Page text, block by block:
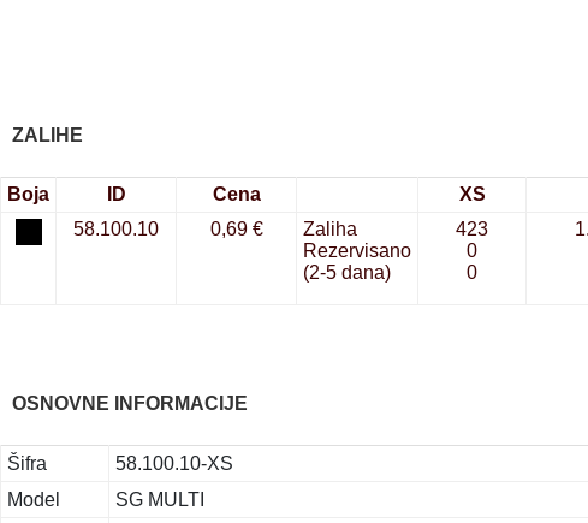
ZALIHE
Boja ID Cena XS
58.100.10
0,69 €
Zaliha
Rezervisano
(2-5 dana)
423
0
0
OSNOVNE INFORMACIJE
Šifra
58.100.10-XS
Model
SG MULTI